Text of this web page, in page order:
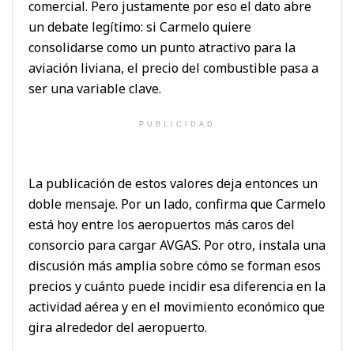
comercial. Pero justamente por eso el dato abre
un debate legítimo: si Carmelo quiere
consolidarse como un punto atractivo para la
aviación liviana, el precio del combustible pasa a
ser una variable clave.
PUBLICIDAD
La publicación de estos valores deja entonces un
doble mensaje. Por un lado, confirma que Carmelo
está hoy entre los aeropuertos más caros del
consorcio para cargar AVGAS. Por otro, instala una
discusión más amplia sobre cómo se forman esos
precios y cuánto puede incidir esa diferencia en la
actividad aérea y en el movimiento económico que
gira alrededor del aeropuerto.